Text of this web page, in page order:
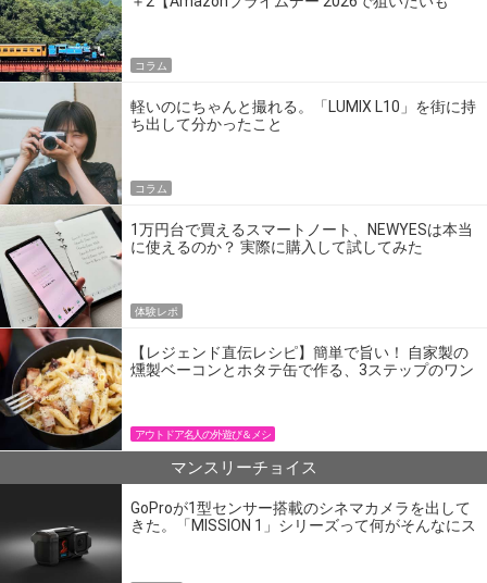
コラム
軽いのにちゃんと撮れる。「LUMIX L10」を街に持
ち出して分かったこと
コラム
1万円台で買えるスマートノート、NEWYESは本当
に使えるのか？ 実際に購入して試してみた
体験レポ
【レジェンド直伝レシピ】簡単で旨い！ 自家製の
燻製ベーコンとホタテ缶で作る、3ステップのワン
アウトドア名人の外遊び＆メシ
マンスリーチョイス
GoProが1型センサー搭載のシネマカメラを出して
きた。「MISSION 1」シリーズって何がそんなにス